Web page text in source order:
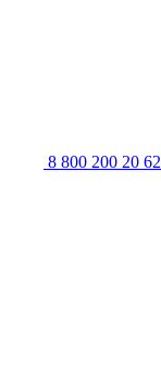
8 800 200 20 62